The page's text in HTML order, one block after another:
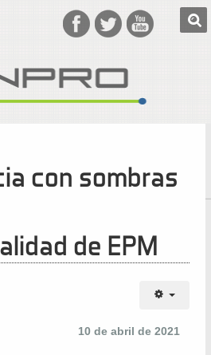
con sombras
de EPM
10 de abril de 2021